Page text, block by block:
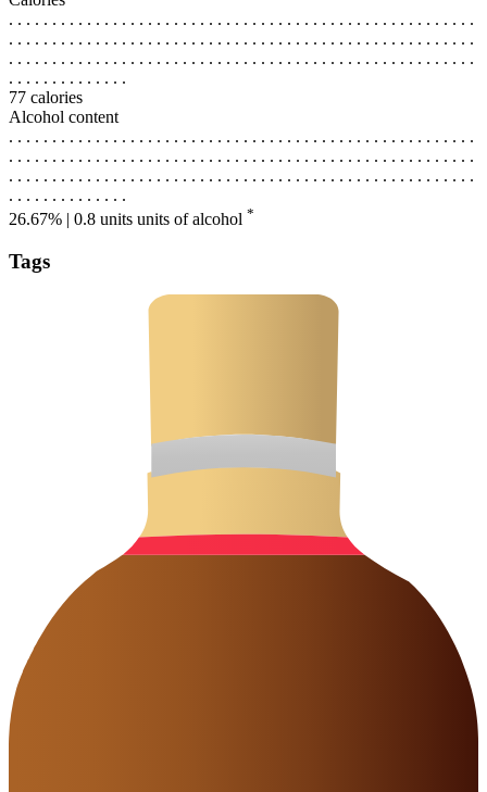
. . . . . . . . . . . . . . . . . . . . . . . . . . . . . . . . . . . . . . . . . . . . . . . . . . . . . .
. . . . . . . . . . . . . . . . . . . . . . . . . . . . . . . . . . . . . . . . . . . . . . . . . . . . . .
. . . . . . . . . . . . . . . . . . . . . . . . . . . . . . . . . . . . . . . . . . . . . . . . . . . . . .
. . . . . . . . . . . . . .
77 calories
Alcohol content
. . . . . . . . . . . . . . . . . . . . . . . . . . . . . . . . . . . . . . . . . . . . . . . . . . . . . .
. . . . . . . . . . . . . . . . . . . . . . . . . . . . . . . . . . . . . . . . . . . . . . . . . . . . . .
. . . . . . . . . . . . . . . . . . . . . . . . . . . . . . . . . . . . . . . . . . . . . . . . . . . . . .
. . . . . . . . . . . . . .
26.67% | 0.8 units units of alcohol *
Tags